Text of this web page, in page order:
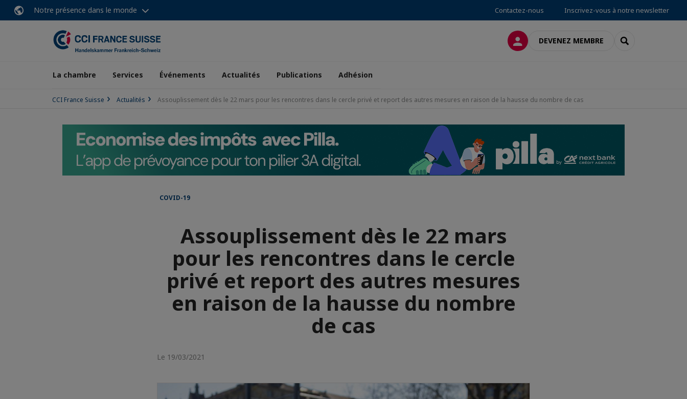
Notre présence dans le monde Contactez-nous Inscrivez-vous à notre newsletter
CONNEXIONDEVENEZ MEMBRE RECHERCHER
La chambre Services Événements Actualités Publications Adhésion
CCI France Suisse Actualités Assouplissement dès le 22 mars pour les rencontres dans le cercle privé et report des autres mesures en raison de la hausse du nombre de cas
COVID-19
Assouplissement dès le 22 mars
pour les rencontres dans le cercle
privé et report des autres mesures
en raison de la hausse du nombre
de cas
Le 19/03/2021